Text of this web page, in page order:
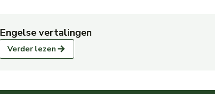
Engelse vertalingen
Verder lezenover Engelse vertalingen